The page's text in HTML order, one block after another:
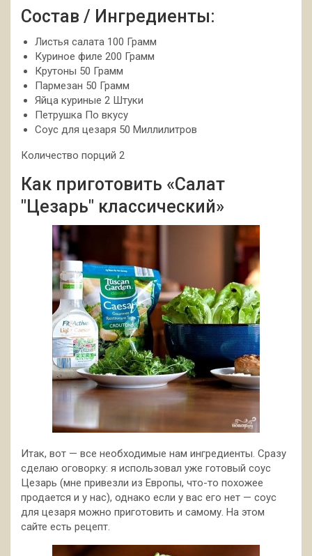
Состав / Ингредиенты:
Листья салата 100 Грамм
Куриное филе 200 Грамм
Крутоны 50 Грамм
Пармезан 50 Грамм
Яйца куриные 2 Штуки
Петрушка По вкусу
Соус для цезаря 50 Миллилитров
Количество порций 2
Как приготовить «Салат
"Цезарь" классический»
Итак, вот — все необходимые нам ингредиенты. Сразу
сделаю оговорку: я использовал уже готовый соус
Цезарь (мне привезли из Европы, что-то похожее
продается и у нас), однако если у вас его нет — соус
для цезаря можно приготовить и самому. На этом
сайте есть рецепт.